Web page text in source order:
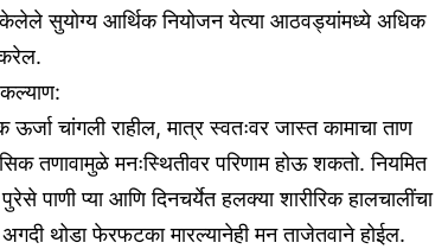
सुयोग्य आर्थिक नियोजन येत्या आठवड्यांमध्ये अधिक
ऊर्जा चांगली राहील, मात्र स्वतःवर जास्त कामाचा ताण
तणावामुळे मनःस्थितीवर परिणाम होऊ शकतो. नियमित
पुरेसे पाणी प्या आणि दिनचर्येत हलक्या शारीरिक हालचालींचा
थोडा फेरफटका मारल्यानेही मन ताजेतवाने होईल.